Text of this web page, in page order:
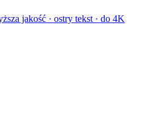
jakość · ostry tekst · do 4K